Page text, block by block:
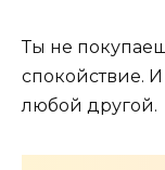
Ты не
спокойствие.
любой другой.